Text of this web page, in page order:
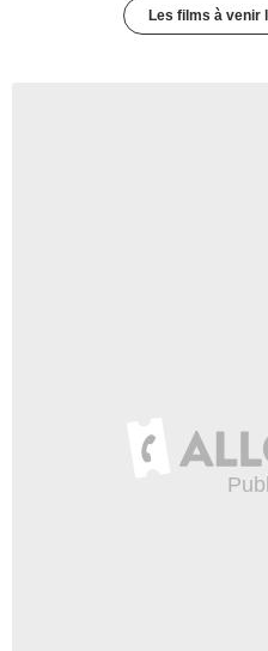
Les films à venir